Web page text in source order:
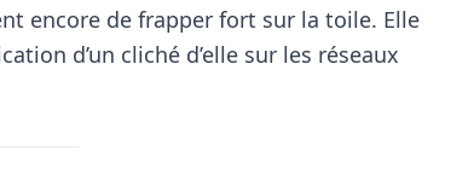
encore de frapper fort sur la toile. Elle
d’un cliché d’elle sur les réseaux